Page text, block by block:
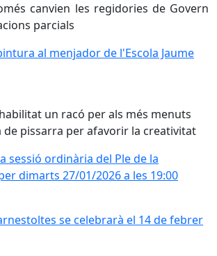
canvien les regidories de Govern
parcials
al menjador de l'Escola Jaume
al menjador de l'Escola Jaume
un racó per als més menuts
pissarra per afavorir la creativitat
sessió ordinària del Ple de la
dimarts 27/01/2026 a les 19:00
se celebrarà el 14 de febrer
se celebrarà el 14 de febrer